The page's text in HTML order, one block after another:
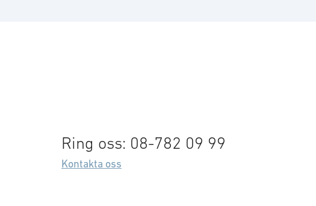
Ring oss: 08-782 09 99
Kontakta oss